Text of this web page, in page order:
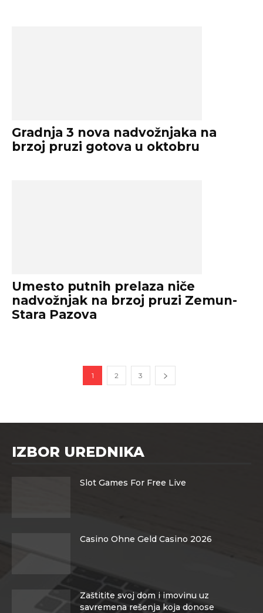
Gradnja 3 nova nadvožnjaka na
brzoj pruzi gotova u oktobru
Umesto putnih prelaza niče
nadvožnjak na brzoj pruzi Zemun-
Stara Pazova
1 2 3
IZBOR UREDNIKA
Slot Games For Free Live
Casino Ohne Geld Casino 2026
Zaštitite svoj dom i imovinu uz
savremena rešenja koja donose